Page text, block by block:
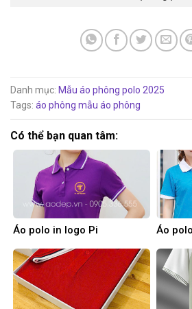
Danh mục: Mẫu áo phông polo 2025
Tags: áo phông mẫu áo phông
Có thể bạn quan tâm:
Áo polo in logo Pi Áo